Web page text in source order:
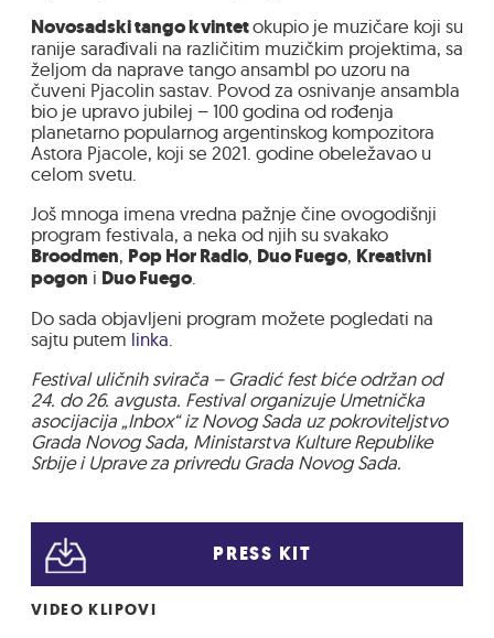
Novosadski tango kvintetokupio je muzičare koji su
ranije sarađivali na različitim muzičkim projektima, sa
željom da naprave tango ansambl po uzoru na
čuveni Pjacolin sastav. Povod za osnivanje ansambla
bio je upravo jubilej – 100 godina od rođenja
planetarno popularnog argentinskog kompozitora
Astora Pjacole, koji se 2021. godine obeležavao u
celom svetu.
Još mnoga imena vredna pažnje čine ovogodišnji
program festivala, a neka od njih su svakako
Broodmen, Pop Hor Radio, Duo Fuego, Kreativni
pogon i Duo Fuego.
Do sada objavljeni program možete pogledati na
sajtu putem linka
Festival uličnih svirača – Gradić fest biće održan od
24. do 26. avgusta. Festival organizuje Umetnička
asocijacija „Inbox“ iz Novog Sada uz pokroviteljstvo
Grada Novog Sada, Ministarstva Kulture Republike
Srbije i Uprave za privredu Grada Novog Sada.
PRESS KIT
VIDEO KLIPOVI